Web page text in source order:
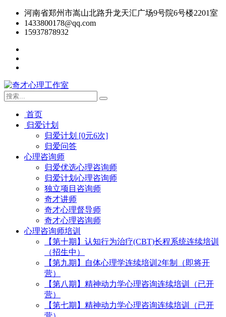
河南省郑州市嵩山北路升龙天汇广场9号院6号楼2201室
1433800178@qq.com
15937878932
首页
归爱计划
归爱计划 [0元6次]
归爱问答
心理咨询师
归爱优选心理咨询师
归爱计划心理咨询师
独立项目咨询师
奇才讲师
奇才心理督导师
奇才心理咨询师
心理咨询师培训
【第十期】认知行为治疗(CBT)长程系统连续培训
（招生中）
【第九期】自体心理学连续培训2年制（即将开
营）
【第八期】精神动力学心理咨询连续培训（已开
营）
【第七期】精神动力学心理咨询连续培训（已开